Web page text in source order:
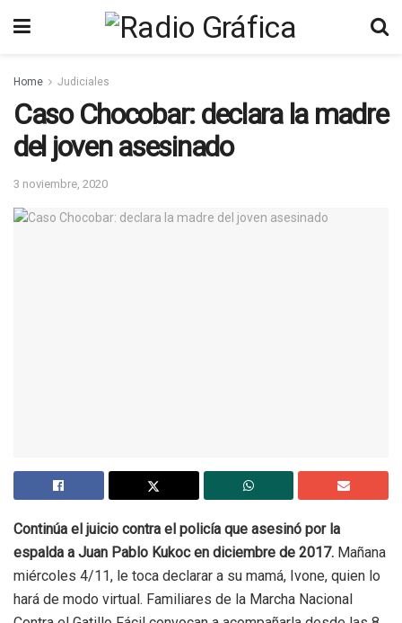
Home Judiciales
Caso Chocobar: declara la madre
del joven asesinado
3 noviembre, 2020
Continúa el juicio contra el policía que asesinó por la
espalda a Juan Pablo Kukoc en diciembre de 2017. Mañana
miércoles 4/11, le toca declarar a su mamá, Ivone, quien lo
hará de modo virtual. Familiares de la Marcha Nacional